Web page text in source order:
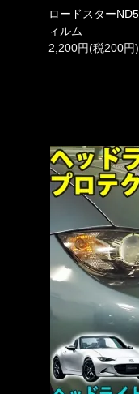
ロードスター
ィルム
2,200円(税200円)